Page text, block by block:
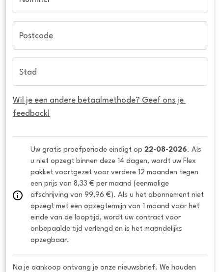
Postcode
Stad
Wil je een andere betaalmethode? Geef ons je
feedback!
Uw gratis proefperiode eindigt op 22-08-2026. Als
u niet opzegt binnen deze 14 dagen, wordt uw Flex
pakket voortgezet voor verdere 12 maanden tegen
een prijs van 8,33 € per maand (eenmalige
afschrijving van 99,96 €). Als u het abonnement niet
opzegt met een opzegtermijn van 1 maand voor het
einde van de looptijd, wordt uw contract voor
onbepaalde tijd verlengd en is het maandelijks
opzegbaar.
Na je aankoop ontvang je onze nieuwsbrief. We houden